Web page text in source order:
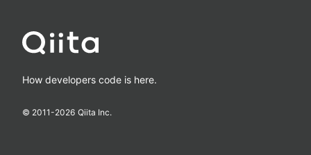
How developers code is here.
© 2011-2026 Qiita Inc.